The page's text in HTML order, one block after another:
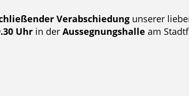
Verabschiedung unserer
Uhr in der Aussegnungshalle am